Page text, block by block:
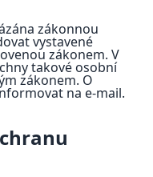
zákonnou
vystavené
zákonem. V
takové osobní
zákonem. O
na e-mail.